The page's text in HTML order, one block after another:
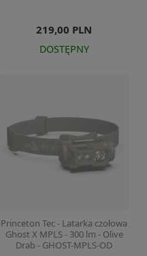
219,00 PLN
DOSTĘPNY
Princeton Tec - Latarka czołowa
Ghost X MPLS - 300 lm - Olive
Drab - GHOST-MPLS-OD